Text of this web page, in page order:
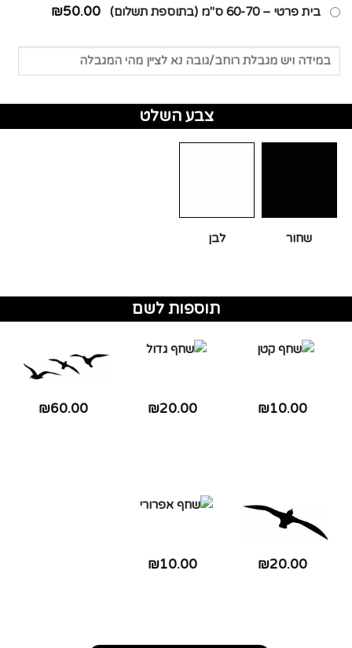
בית פרטי – 60-70 ס"מ (בתוספת תשלום) ₪50.00
צבע השלט
שחור לבן
תוספות לשם
₪10.00
₪20.00
₪60.00
₪20.00
₪10.00